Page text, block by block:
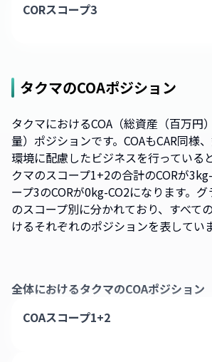
CORスコープ3
タクマのCOAポジション
タクマにおけるCOA（総資産（百万円
量）ポジションです。COAもCAR同様
環境に配慮したビジネスを行っている
クマのスコープ1+2の合計のCORが
ープ3のCORが0kg-CO2になります。
のスコープ別に分かれており、すべて
けるそれぞれのポジションを表していま
全体におけるタクマのCOAポジション
COAスコープ1+2